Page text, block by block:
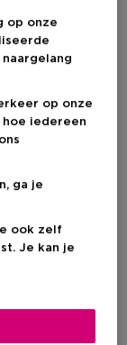
Op voorraad
op onze
op onze
iedereen
ga je
ook zelf
Je kan je